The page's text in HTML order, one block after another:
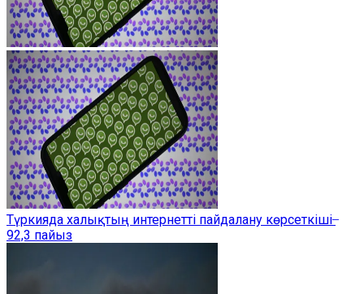
Түркияда халықтың интернетті пайдалану көрсеткіші ̶
92,3 пайыз